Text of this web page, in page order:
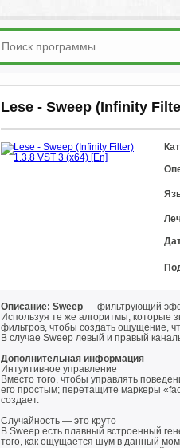
Lese - Sweep (Infinity
Описание: Sweep — фильтрующий
Используя те же алгоритмы, которые
фильтров, чтобы создать ощущение,
В случае Sweep левый и правый
Дополнительная информация
Интуитивное управление
Вместо того, чтобы управлять
его простым; перетащите маркеры
создает.
Случайность — это круто
В Sweep есть плавный встроенный
того, как ощущается шум в данный